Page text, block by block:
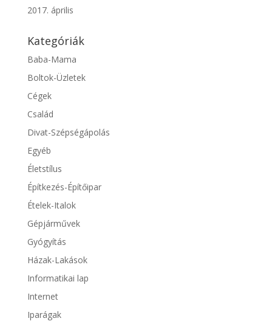
2017. április
Kategóriák
Baba-Mama
Boltok-Üzletek
Cégek
Család
Divat-Szépségápolás
Egyéb
Életstílus
Építkezés-Építőipar
Ételek-Italok
Gépjárművek
Gyógyítás
Házak-Lakások
Informatikai lap
Internet
Iparágak